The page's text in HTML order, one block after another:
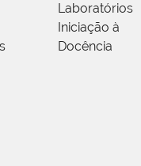
Laboratórios
Iniciação à
Docência